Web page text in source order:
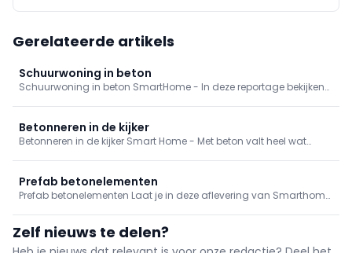
Gerelateerde artikels
Schuurwoning in beton
Schuurwoning in beton SmartHome - In deze reportage bekijken
Betonneren in de kijker
Betonneren in de kijker Smart Home - Met beton valt heel wat
dichterbij gaan bekijken.
Prefab betonelementen
Prefab betonelementen Laat je in deze aflevering van Smarthome
particuliere woning volledig uit prefabpanelen opgetrokken is,
inclusief het dak.
Zelf nieuws te delen?